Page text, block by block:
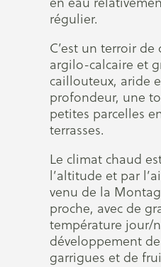
régulier.
C’est un terroir de
argilo-calcaire et
caillouteux, aride
profondeur, une
petites parcelles
terrasses.
Le climat chaud
l’altitude et par
venu de la
proche, avec de
température jour/
développement
garrigues et de